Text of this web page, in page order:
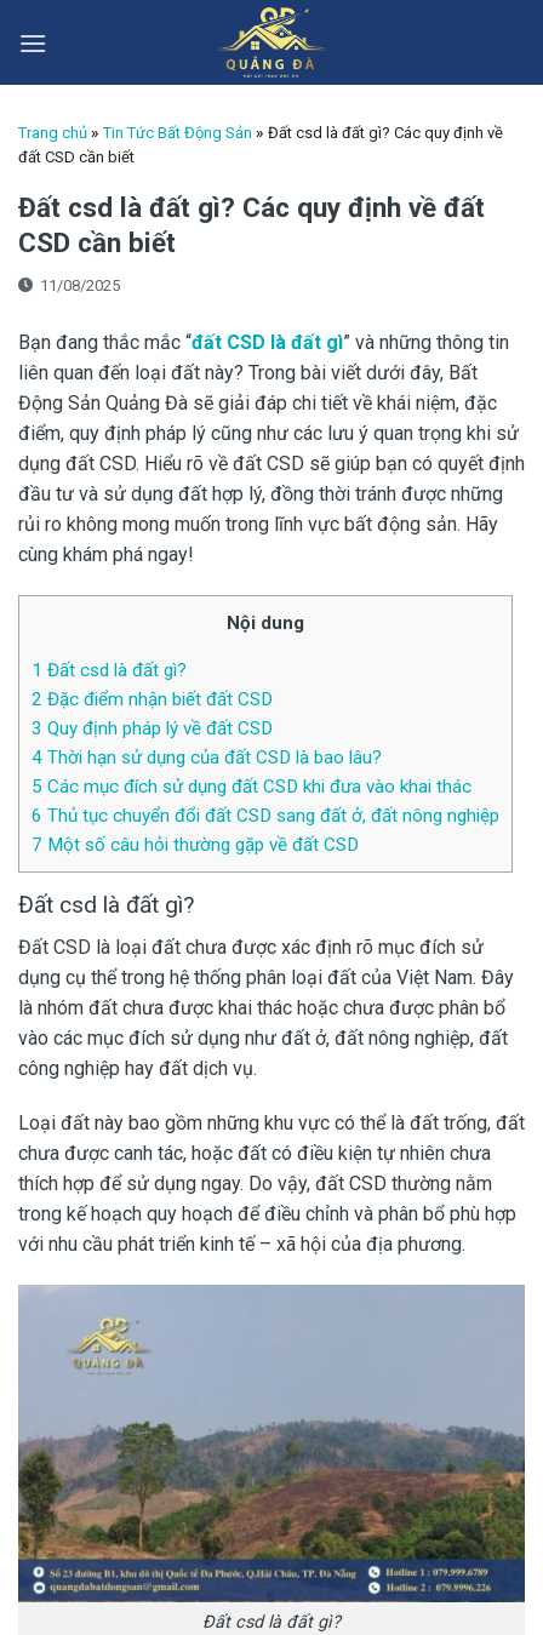
Trang chủ »Tin Tức Bất Động Sản » Đất csd là đất gì? Các quy định về
đất CSD cần biết
Đất csd là đất gì? Các quy định về đất
CSD cần biết
11/08/2025
Bạn đang thắc mắc “đất CSD là đất gì” và những thông tin
liên quan đến loại đất này? Trong bài viết dưới đây, Bất
Động Sản Quảng Đà sẽ giải đáp chi tiết về khái niệm, đặc
điểm, quy định pháp lý cũng như các lưu ý quan trọng khi sử
dụng đất CSD. Hiểu rõ về đất CSD sẽ giúp bạn có quyết định
đầu tư và sử dụng đất hợp lý, đồng thời tránh được những
rủi ro không mong muốn trong lĩnh vực bất động sản. Hãy
cùng khám phá ngay!
Nội dung
1 Đất csd là đất gì?
2 Đặc điểm nhận biết đất CSD
3 Quy định pháp lý về đất CSD
4 Thời hạn sử dụng của đất CSD là bao lâu?
5 Các mục đích sử dụng đất CSD khi đưa vào khai thác
6 Thủ tục chuyển đổi đất CSD sang đất ở, đất nông nghiệp
7 Một số câu hỏi thường gặp về đất CSD
Đất csd là đất gì?
Đất CSD là loại đất chưa được xác định rõ mục đích sử
dụng cụ thể trong hệ thống phân loại đất của Việt Nam. Đây
là nhóm đất chưa được khai thác hoặc chưa được phân bổ
vào các mục đích sử dụng như đất ở, đất nông nghiệp, đất
công nghiệp hay đất dịch vụ.
Loại đất này bao gồm những khu vực có thể là đất trống, đất
chưa được canh tác, hoặc đất có điều kiện tự nhiên chưa
thích hợp để sử dụng ngay. Do vậy, đất CSD thường nằm
trong kế hoạch quy hoạch để điều chỉnh và phân bổ phù hợp
với nhu cầu phát triển kinh tế – xã hội của địa phương.
Đất csd là đất gì?